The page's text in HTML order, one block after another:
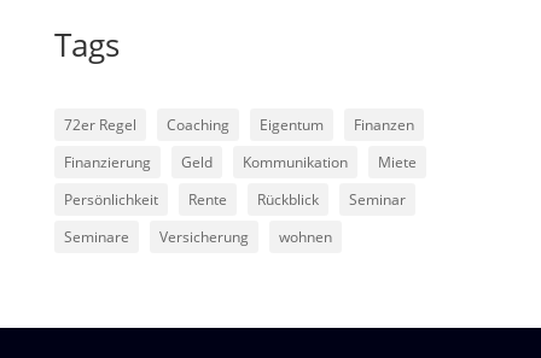
Tags
72er Regel Coaching Eigentum
Finanzen
Finanzierung
Geld Kommunikation
Miete
Persönlichkeit
Rente Rückblick
Seminar
Seminare
Versicherung wohnen